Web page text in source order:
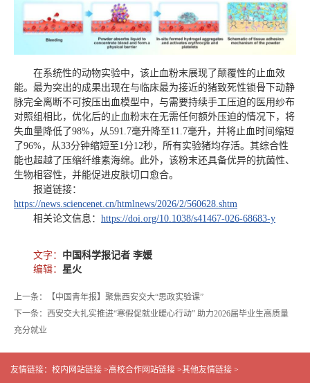
在系统性的动物实验中，该止血粉末展现了颠覆性的止血效
能。最为突出的成果出现在与临床最为接近的猪致死性锁骨下动静
脉完全离断不可按压出血模型中，与需要持续手工压迫的医用纱布
对照组相比，优化后的止血粉末在无需任何额外压迫的情况下，将
失血量降低了98%，从591.7毫升降至11.7毫升，并将止血时间缩短
了96%，从33分钟缩短至1分12秒，所有实验猪均存活。其综合性
能也超越了压缩纤维素海绵。此外，该粉末还具备优异的抗菌性、
生物相容性，并能促进皮肤切口愈合。
报道链接：
https://news.sciencenet.cn/htmlnews/2026/2/560628.shtm
相关论文信息： https://doi.org/10.1038/s41467-026-68683-y
文字： 中国科学报记者 李媛
编辑： 星火
上一条：【中国青年报】聚焦西安交大“思政实验课”
下一条：西安交大扎实推进“寒假促就业暖心行动” 助力2026届毕业生高质量
充分就业
友情链接： 校内网站链接 >高校合作网站链接 >其他友情链接 >